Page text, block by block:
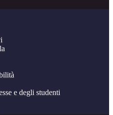
e degli studenti